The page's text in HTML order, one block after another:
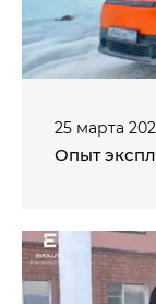
25 марта
Опыт